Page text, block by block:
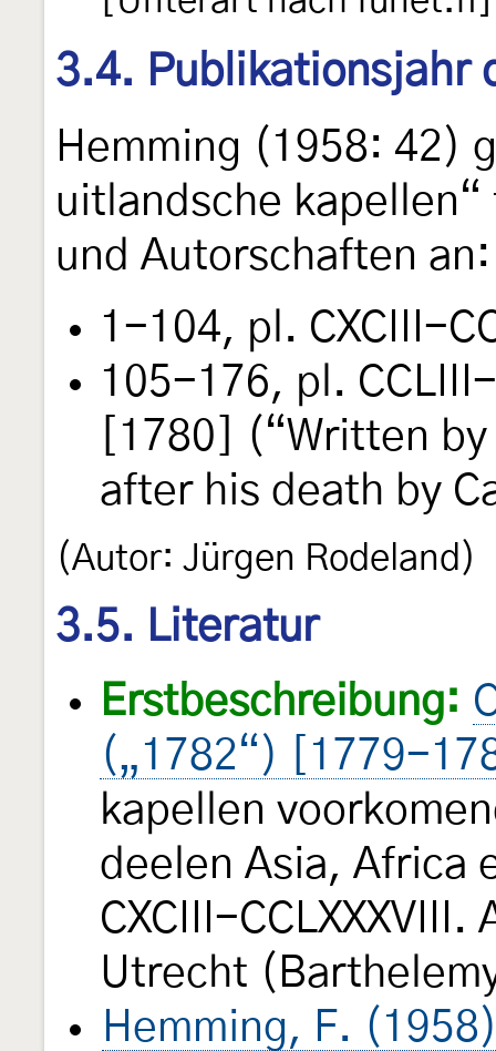
3.4. Publikationsjahr
Hemming (1958: 42)
uitlandsche
und Autorschaften an:
1-104, pl. CXCIII-
105-176, pl. CCLIII-
[1780] (“Written
after his death by
(Autor: Jürgen Rodeland)
3.5. Literatur
Erstbeschreibung:
(„1782“) [1779-
kapellen
deelen Asia, Africa
CXCIII-
Utrecht
Hemming, F.